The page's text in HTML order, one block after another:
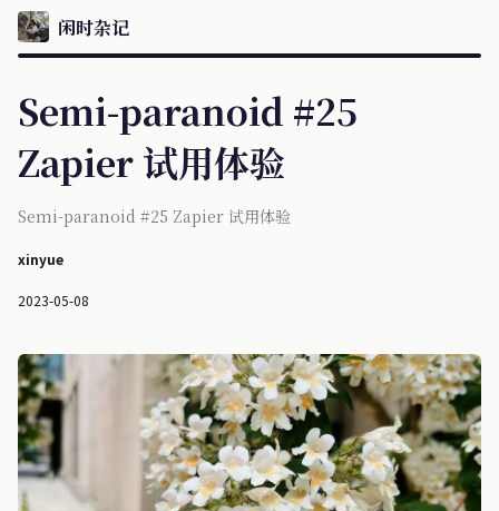
闲时杂记
Semi-paranoid #25
Zapier 试用体验
Semi-paranoid #25 Zapier 试用体验
xinyue
2023-05-08